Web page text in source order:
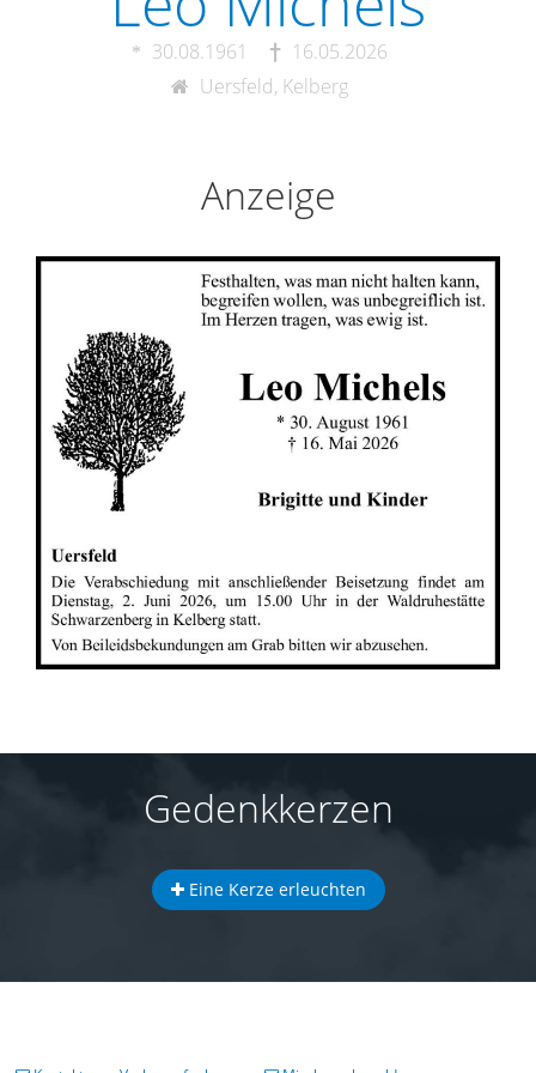
30.08.1961
16.05.2026
Uersfeld, Kelberg
Anzeige
Gedenkkerzen
Eine Kerze erleuchten